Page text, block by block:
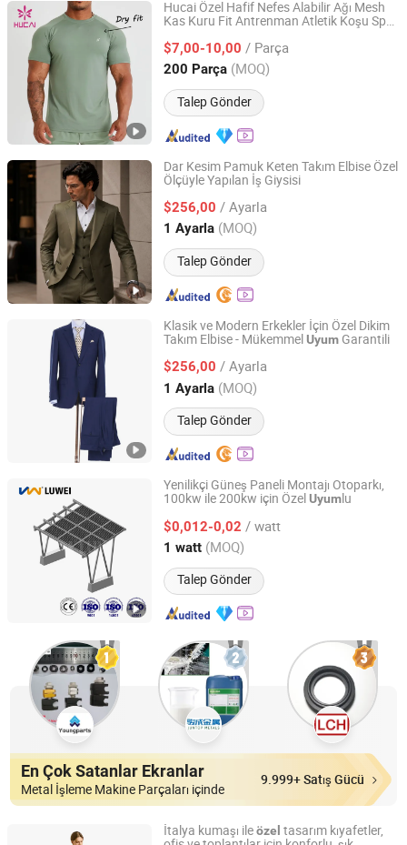
Hucai Özel Hafif Nefes Alabilir Ağı Mesh
Kas Kuru Fit Antrenman Atletik Koşu Spor
$7,00-10,00 / Parça
200 Parça (MOQ)
Talep Gönder
Dongguan Humen Hucai Garment Co., Ltd.
Guangdong, China Fiyat 2019
Dar Kesim Pamuk Keten Takım Elbise Özel
Ölçüyle Yapılan İş Giysisi
$256,00 / Ayarla
1 Ayarla (MOQ)
Talep Gönder
Facio Tailoring (Shanghai) Co., Ltd.
Shanghai, China Fiyat 2024
Klasik ve Modern Erkekler İçin Özel Dikim
Takım Elbise - MükemmelUyum Garantili
$256,00 / Ayarla
1 Ayarla (MOQ)
Talep Gönder
Facio Tailoring (Shanghai) Co., Ltd.
Shanghai, China Fiyat 2024
Yenilikçi Güneş Paneli Montajı Otoparkı,
100kw ile 200kw için ÖzelUyumlu
$0,012-0,02 / watt
1 watt (MOQ)
Talep Gönder
Xiamen Luwei Prefabricated Steel Structure Co., Ltd.
Fujian, China Fiyat 2025
En Çok Satanlar Ekranlar
Metal İşleme Makine Parçaları içinde
9.999+ Satış Gücü
İtalya kumaşı ileözel tasarım kıyafetler,